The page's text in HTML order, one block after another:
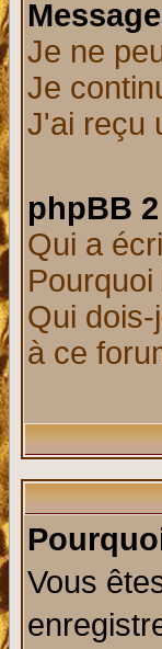
Je ne
Je
J'ai reçu
phpBB 2
Qui a
Qui
à ce
Vous